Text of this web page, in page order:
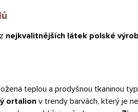
nejkvalitnějších látek polské
teplou a prodyšnou tkaninou
ortalionv trendy barvách, který je